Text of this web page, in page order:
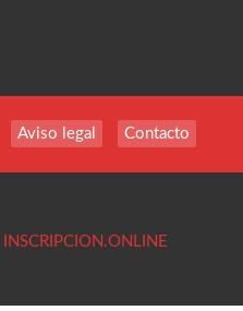
Aviso legal Contacto
INSCRIPCION.ONLINE